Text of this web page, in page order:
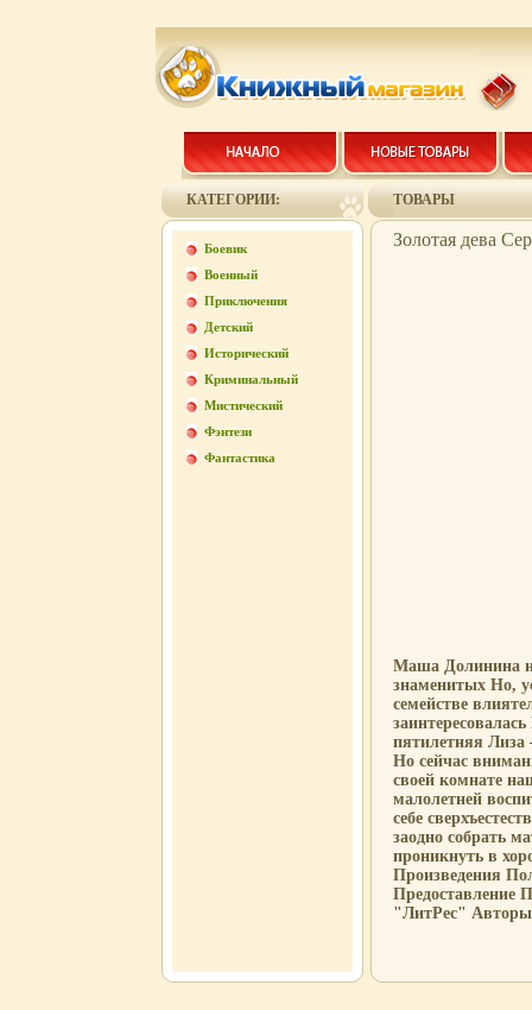
КАТЕГОРИИ:
Боевик
Военный
Приключения
Детский
Исторический
Криминальный
Мистический
Фэнтези
Фантастика
ТОВАРЫ
Золотая дева
Маша Долинина
знаменитых Но,
семействе
пятилетняя Лиза
Но сейчас
своей комнате
малолетней
себе
заодно собрать
проникнуть в
Произведения
Предоставление
"ЛитРес" Авторы